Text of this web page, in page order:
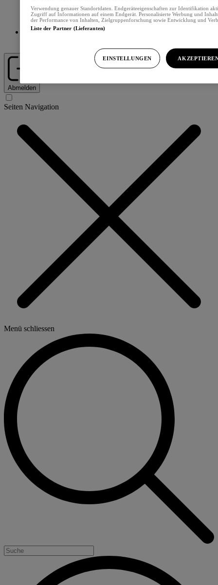
Abmelden
Seiten Navigation
Menü schliessen
Verwendung genauer Standortdaten. Endgeräteeigenschaften zur Identifikation
Zugriff auf Informationen auf einem Endgerät. Personalisierte Werbung und
der Performance von Inhalten, Zielgruppenforschung sowie Entwicklung und
Liste der Partner (Lieferanten)
EINSTELLUNGEN